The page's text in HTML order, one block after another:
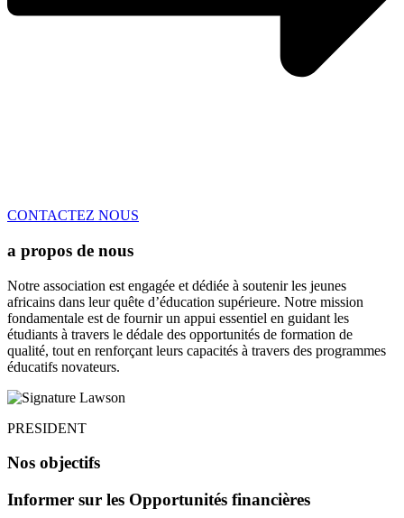
CONTACTEZ NOUS
a propos de nous
Notre association est engagée et dédiée à soutenir les jeunes
africains dans leur quête d’éducation supérieure. Notre mission
fondamentale est de fournir un appui essentiel en guidant les
étudiants à travers le dédale des opportunités de formation de
qualité, tout en renforçant leurs capacités à travers des programmes
éducatifs novateurs.
PRESIDENT
Nos objectifs
Informer sur les Opportunités financières